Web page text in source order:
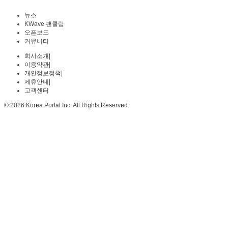
뉴스
KWave 팬클럽
오픈보드
커뮤니티
회사소개
이용약관
개인정보정책
제휴안내
고객센터
© 2026 Korea Portal Inc. All Rights Reserved.